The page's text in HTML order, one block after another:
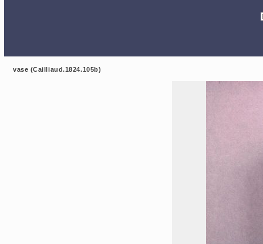
vase (Cailliaud.1824.105b)